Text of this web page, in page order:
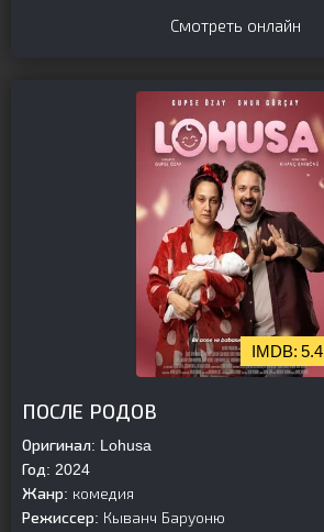
Смотреть онлайн
5.4
ПОСЛЕ РОДОВ
Оригинал: Lohusa
Год: 2024
Жанр: комедия
Режиссер: Кыванч Баруоню